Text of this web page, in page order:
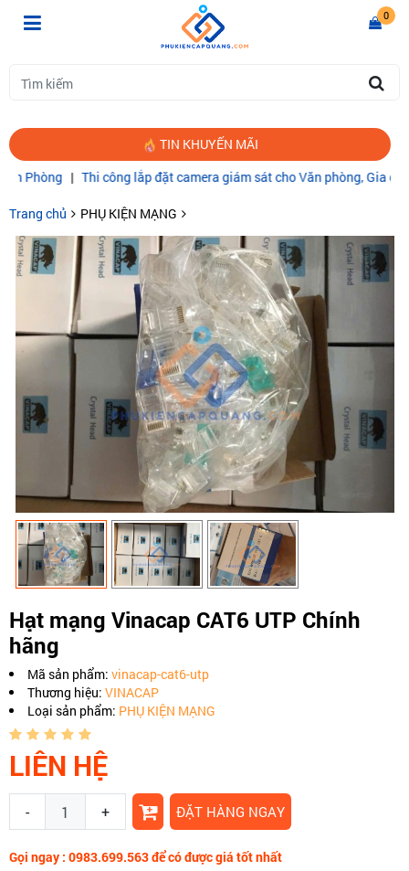
0
TIN KHUYẾN MÃI
|Thi công lắp đặt camera giám sát cho Văn phòng, Gia đình|
Trang chủ PHỤ KIỆN MẠNG
Hạt mạng Vinacap CAT6 UTP Chính
hãng
Mã sản phẩm: vinacap-cat6-utp
Thương hiệu: VINACAP
Loại sản phẩm: PHỤ KIỆN MẠNG
LIÊN HỆ
- + ĐẶT HÀNG NGAY
Gọi ngay : 0983.699.563 để có được giá tốt nhất